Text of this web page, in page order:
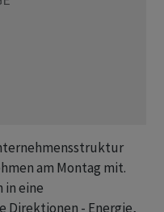
am Montag mit.
in eine
Direktionen - Energie,